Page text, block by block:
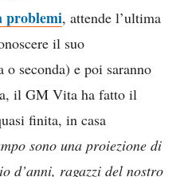
problemi, attende l’ultima
il suo
seconda) e poi saranno
il GM Vita ha fatto il
finita, in casa
sono una proiezione di
d’anni, ragazzi del nostro